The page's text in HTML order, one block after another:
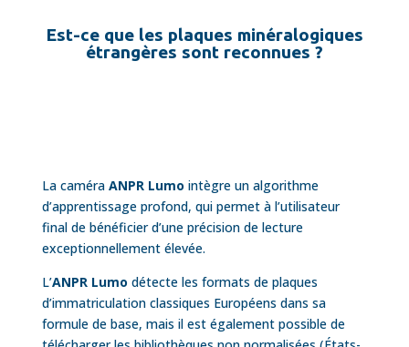
Est-ce que les plaques minéralogiques
étrangères sont reconnues ?
La caméra ANPR Lumo intègre un algorithme
d’apprentissage profond, qui permet à l’utilisateur
final de bénéficier d’une précision de lecture
exceptionnellement élevée.
L’ANPR Lumo détecte les formats de plaques
d’immatriculation classiques Européens dans sa
formule de base, mais il est également possible de